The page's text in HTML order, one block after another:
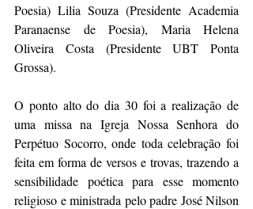
Poesia) Lilia Souza (Presidente Academia
Paranaense de Poesia), Maria Helena
Oliveira Costa (Presidente UBT Ponta
Grossa).
O ponto alto do dia 30 foi a realização de
uma missa na Igreja Nossa Senhora do
Perpétuo Socorro, onde toda celebração foi
feita em forma de versos e trovas, trazendo a
sensibilidade poética para esse momento
religioso e ministrada pelo padre José Nilson